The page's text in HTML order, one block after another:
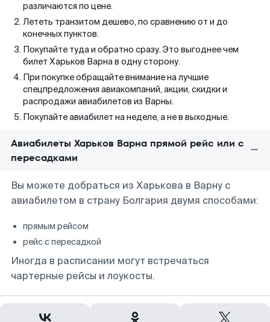
различаются по цене.
Лететь транзитом дешево, по сравнению от и до
конечных пунктов.
Покупайте туда и обратно сразу. Это выгоднее чем
билет Харьков Варна в одну сторону.
При покупке обращайте внимание на лучшие
спецпредложения авиакомпаний, акции, скидки и
распродажи авиабилетов из Варны.
Покупайте авиабилет на неделе, а не в выходные.
Авиабилеты Харьков Варна прямой рейс или с
пересадками
Вы можете добраться из Харькова в Варну с
авиабилетом в страну Болгария двумя способами:
прямым рейсом
рейс с пересадкой
Иногда в расписании могут встречаться
чартерные рейсы и лоукосты.